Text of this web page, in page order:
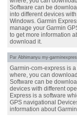
Software can be
into different devices
Windows. Garmin
manage your Garmin
to get more information
download it.
Par Abhimanyu my-
Garmin-com-express is
where, you can
Software can be
devices with different
Express is a software
GPS navigational
information about